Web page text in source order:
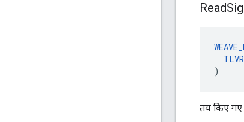
Read
)
तय किए गए